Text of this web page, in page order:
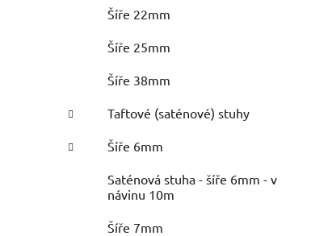
Šíře 22mm
Šíře 25mm
Šíře 38mm
Taftové (saténové) stuhy
Šíře 6mm
Saténová stuha - šíře 6mm - v
návinu 10m
Šíře 7mm